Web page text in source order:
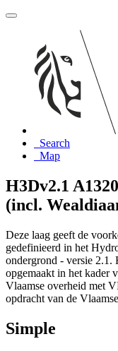
Search
Map
H3Dv2.1
(incl.
Deze laag geeft de
gedefinieerd in het
ondergrond - versie
opgemaakt in het kader
Vlaamse overheid met
opdracht van de
Simple